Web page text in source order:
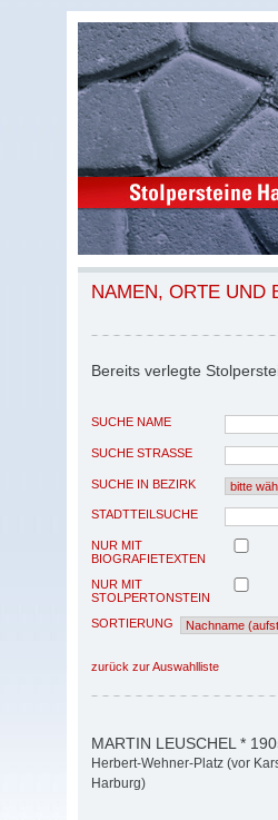
NAMEN, ORTE UND
Bereits verlegte
SUCHE NAME
SUCHE STRASSE
SUCHE IN BEZIRK
STADTTEILSUCHE
NUR MIT
BIOGRAFIETEXTEN
NUR MIT
STOLPERTONSTEIN
SORTIERUNG
zurück zur Auswahlliste
MARTIN LEUSCHEL *
Herbert-Wehner-Platz (vor
Harburg)